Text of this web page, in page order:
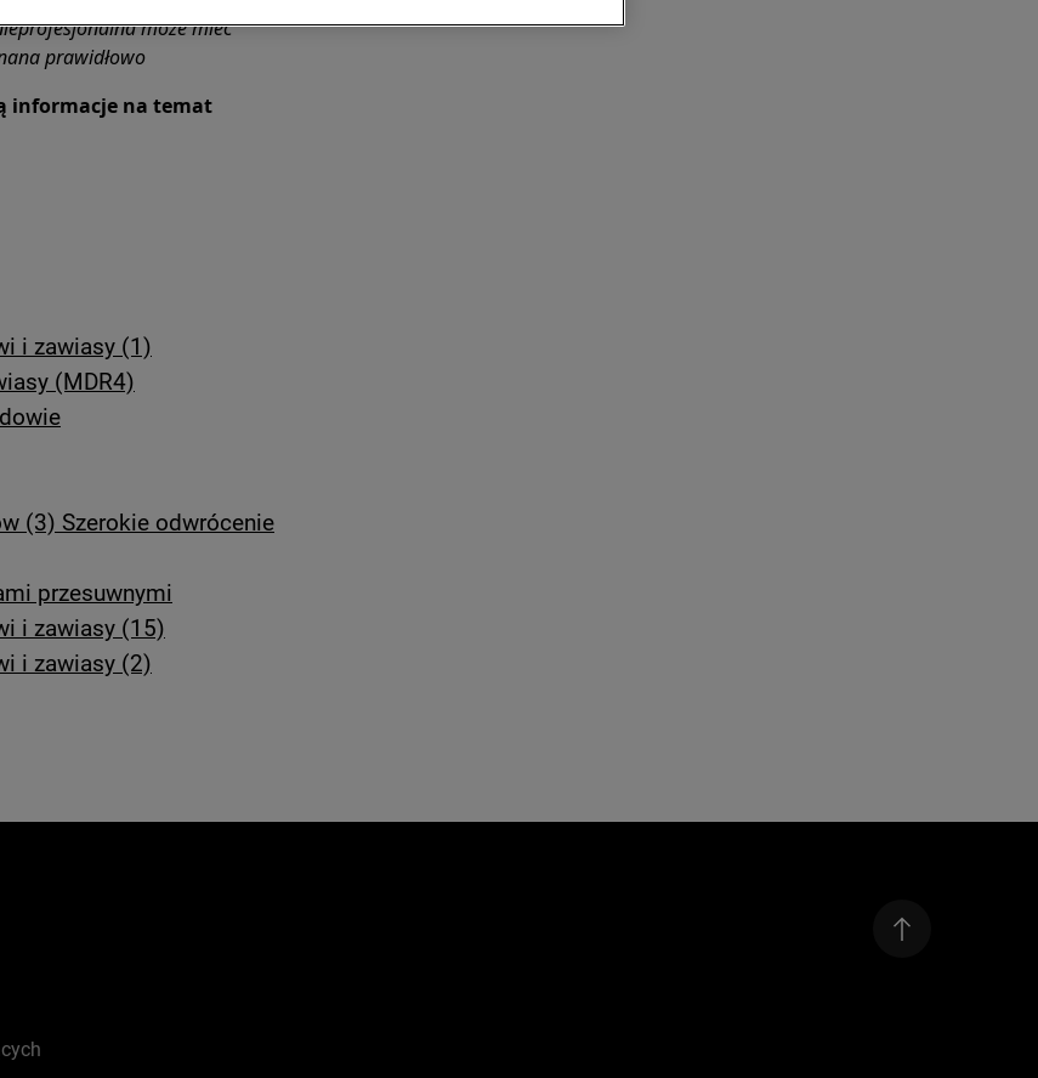
może mieć
prawidłowo
informacje na temat
i zawiasy (1)
(MDR4)
(3) Szerokie odwrócenie
przesuwnymi
i zawiasy (15)
i zawiasy (2)